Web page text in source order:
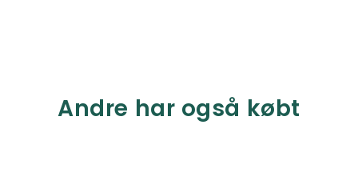
Andre har også købt